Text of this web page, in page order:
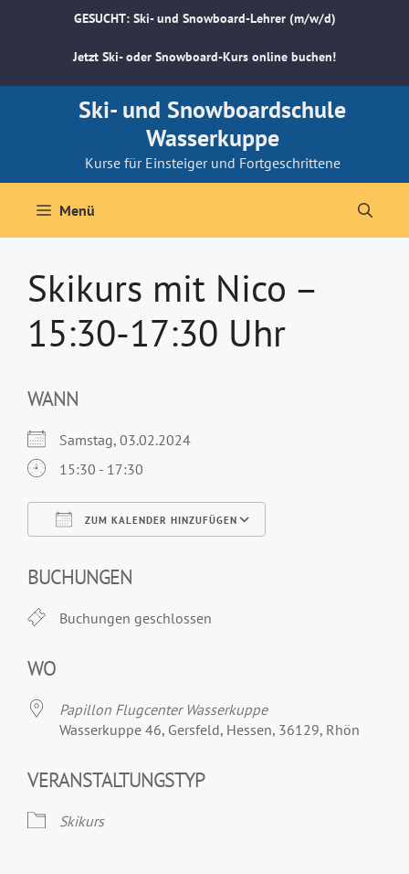
GESUCHT: Ski- und Snowboard-Lehrer (m/w/d)
Jetzt Ski- oder Snowboard-Kurs online buchen!
Ski- und Snowboardschule
Wasserkuppe
Kurse für Einsteiger und Fortgeschrittene
Menü
Skikurs mit Nico –
15:30-17:30 Uhr
WANN
Samstag, 03.02.2024
15:30 - 17:30
ZUM KALENDER HINZUFÜGEN
BUCHUNGEN
Buchungen geschlossen
WO
Papillon Flugcenter Wasserkuppe
Wasserkuppe 46, Gersfeld, Hessen, 36129, Rhön
VERANSTALTUNGSTYP
Skikurs